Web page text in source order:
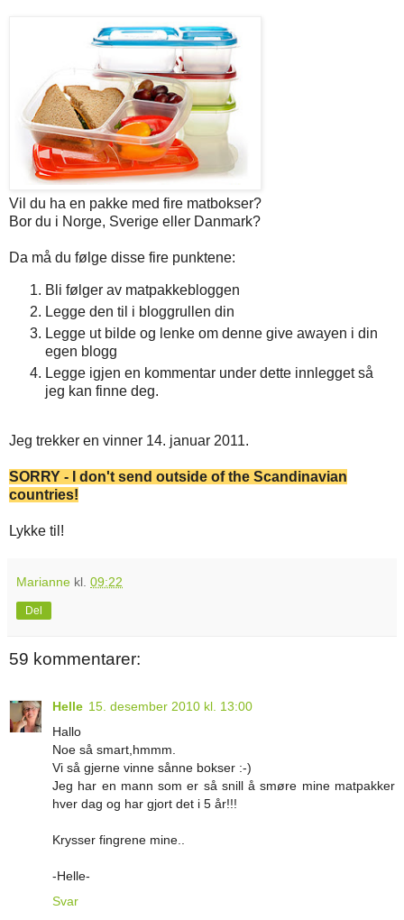
Vil du ha en pakke med fire matbokser?
Bor du i Norge, Sverige eller Danmark?
Da må du følge disse fire punktene:
Bli følger av matpakkebloggen
Legge den til i bloggrullen din
Legge ut bilde og lenke om denne give awayen i din
egen blogg
Legge igjen en kommentar under dette innlegget så
jeg kan finne deg.
Jeg trekker en vinner 14. januar 2011.
SORRY - I don't send outside of the Scandinavian
countries!
Lykke til!
Marianne kl. 09:22
Del
59 kommentarer:
Helle 15. desember 2010 kl. 13:00
Hallo
Noe så smart,hmmm.
Vi så gjerne vinne sånne bokser :-)
Jeg har en mann som er så snill å smøre mine matpakker
hver dag og har gjort det i 5 år!!!
Krysser fingrene mine..
-Helle-
Svar